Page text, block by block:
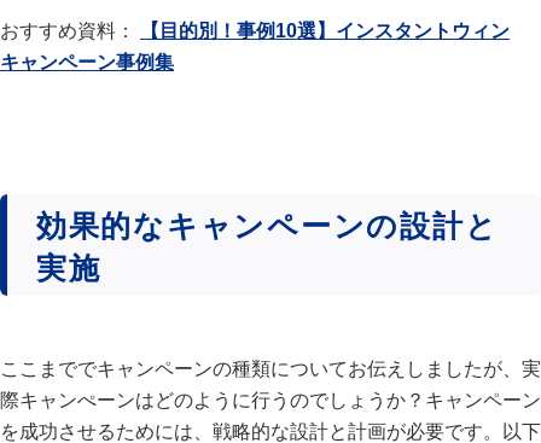
おすすめ資料：
【目的別！事例10選】インスタントウィン
キャンペーン事例集
効果的なキャンペーンの設計と
実施
ここまででキャンペーンの種類についてお伝えしましたが、実
際キャンぺーンはどのように行うのでしょうか？キャンペーン
を成功させるためには、戦略的な設計と計画が必要です。以下